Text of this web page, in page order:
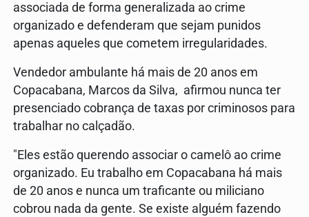
associada de forma generalizada ao crime
organizado e defenderam que sejam punidos
apenas aqueles que cometem irregularidades.
Vendedor ambulante há mais de 20 anos em
Copacabana, Marcos da Silva, afirmou nunca ter
presenciado cobrança de taxas por criminosos para
trabalhar no calçadão.
"Eles estão querendo associar o camelô ao crime
organizado. Eu trabalho em Copacabana há mais
de 20 anos e nunca um traficante ou miliciano
cobrou nada da gente. Se existe alguém fazendo